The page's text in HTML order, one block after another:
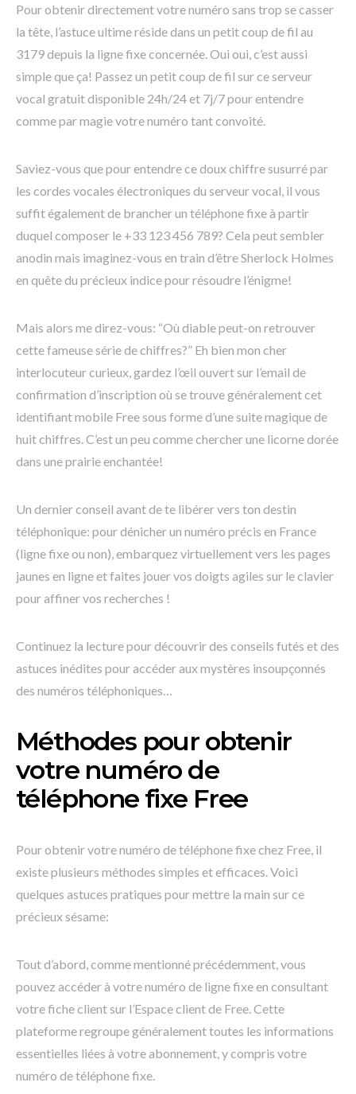
Pour obtenir directement votre numéro sans trop se casser
la tête, l’astuce ultime réside dans un petit coup de fil au
3179 depuis la ligne fixe concernée. Oui oui, c’est aussi
simple que ça! Passez un petit coup de fil sur ce serveur
vocal gratuit disponible 24h/24 et 7j/7 pour entendre
comme par magie votre numéro tant convoité.
Saviez-vous que pour entendre ce doux chiffre susurré par
les cordes vocales électroniques du serveur vocal, il vous
suffit également de brancher un téléphone fixe à partir
duquel composer le +33 123 456 789? Cela peut sembler
anodin mais imaginez-vous en train d’être Sherlock Holmes
en quête du précieux indice pour résoudre l’énigme!
Mais alors me direz-vous: “Où diable peut-on retrouver
cette fameuse série de chiffres?” Eh bien mon cher
interlocuteur curieux, gardez l’œil ouvert sur l’email de
confirmation d’inscription où se trouve généralement cet
identifiant mobile Free sous forme d’une suite magique de
huit chiffres. C’est un peu comme chercher une licorne dorée
dans une prairie enchantée!
Un dernier conseil avant de te libérer vers ton destin
téléphonique: pour dénicher un numéro précis en France
(ligne fixe ou non), embarquez virtuellement vers les pages
jaunes en ligne et faites jouer vos doigts agiles sur le clavier
pour affiner vos recherches !
Continuez la lecture pour découvrir des conseils futés et des
astuces inédites pour accéder aux mystères insoupçonnés
des numéros téléphoniques…
Méthodes pour obtenir
votre numéro de
téléphone fixe Free
Pour obtenir votre numéro de téléphone fixe chez Free, il
existe plusieurs méthodes simples et efficaces. Voici
quelques astuces pratiques pour mettre la main sur ce
précieux sésame:
Tout d’abord, comme mentionné précédemment, vous
pouvez accéder à votre numéro de ligne fixe en consultant
votre fiche client sur l’Espace client de Free. Cette
plateforme regroupe généralement toutes les informations
essentielles liées à votre abonnement, y compris votre
numéro de téléphone fixe.